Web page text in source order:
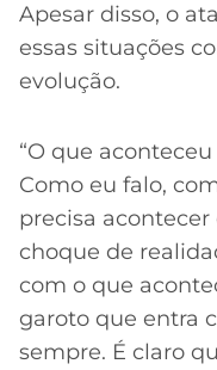
Apesar disso, o
essas situações
evolução.
“O que
Como eu falo,
precisa
choque de
com o que
garoto que entra
sempre. É claro